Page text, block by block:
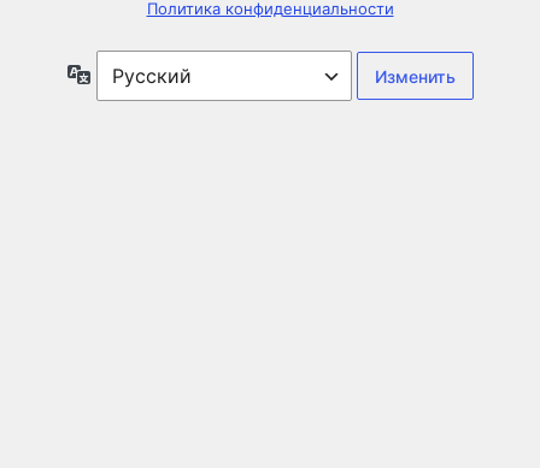
Политика конфиденциальности
Язык